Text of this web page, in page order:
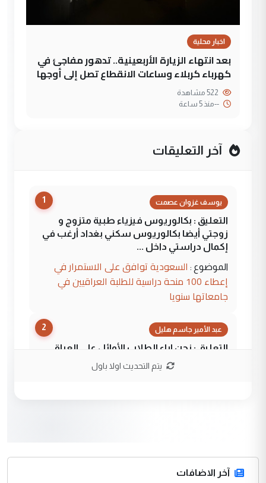
اخبار محلية
بعد انتهاء الزيارة الأربعينية.. تدهور مفاجئ في
كهرباء كربلاء وساعات الانقطاع تصل إلى أوجها
--منذ 5 ساعة
آخر التعليقات
1 يوسف غزوان عصمت
التعليق : بكالوريوس فيزياء طبية متزوج و
زوجتي أيضا بكالوريوس سكني بغداد أرغب في
إكمال دراستي داخل ...
الموضوع : السعودية توافق على الاستمرار في
إعطاء 100 منحة دراسية للطلبة العراقيين في
جامعاتها سنويا
2 عبد الأمير جاسم هليل
التعليق : نحن اباء الطلاب الأوائل على العراق
نتشرف بلقاء السيد احمد الصافي في العتبات
التعليق : قرار مستعجل جدا ولامصلحة فيه
للوزاره ولا للمواطن القرار الصائب يكون بعد
يتم التحديث اولا باول
آخر الاضافات